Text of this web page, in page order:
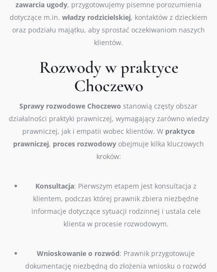
zawarcia ugody, przygotowujemy pisemne porozumienia
dotyczące m.in. władzy rodzicielskiej, kontaktów z dzieckiem
oraz podziału majątku, aby sprostać oczekiwaniom naszych
klientów.
Rozwody w praktyce
Choczewo
Sprawy rozwodowe Choczewo stanowią częsty obszar
działalności praktyki prawniczej, wymagający zarówno wiedzy
prawniczej, jak i empatii wobec klientów. W praktyce
prawniczej, proces rozwodowy obejmuje kilka kluczowych
kroków:
Konsultacja: Pierwszym etapem jest konsultacja z
klientem, podczas której prawnik zbiera niezbędne
informacje dotyczące sytuacji rodzinnej i ustala cele
klienta w procesie rozwodowym.
Wnioskowanie o rozwód: Prawnik przygotowuje
dokumentację niezbędną do złożenia wniosku o rozwód